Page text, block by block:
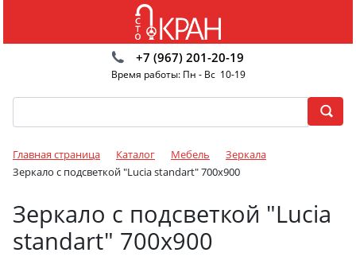
+7 (967) 201-20-19
Время работы: Пн - Вс 10-19
Главная страница Каталог Мебель
Зеркала
Зеркало с подсветкой "Lucia standart" 700x900
Зеркало с подсветкой "Lucia
standart" 700x900